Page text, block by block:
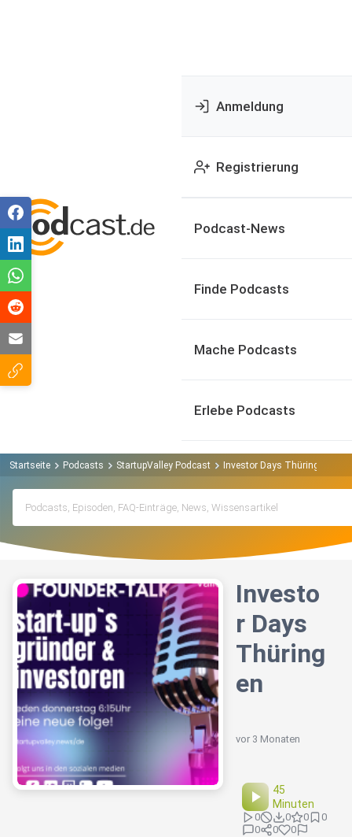
Anmeldung
Registrierung
Podcast-News
Finde Podcasts
Mache Podcasts
Erlebe Podcasts
Startseite Podcasts StartupValley Podcast Investor Days Thüringen
Investo
r Days
Thüring
en
vor 3 Monaten
45
Minuten
0 0 0
0
0
0 0